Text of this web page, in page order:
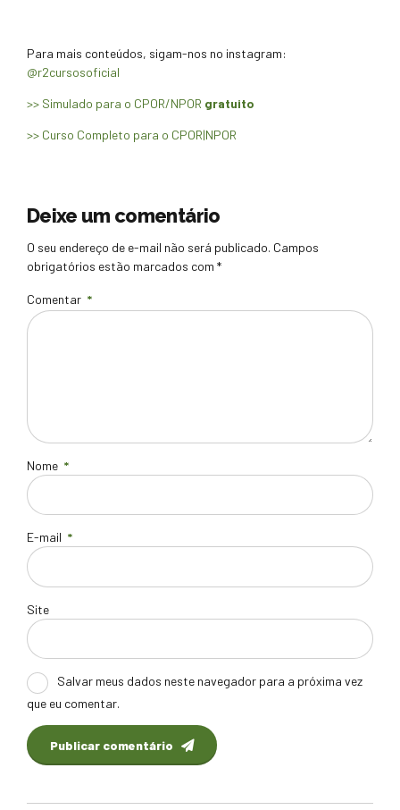
Para mais conteúdos, sigam-nos no instagram:
@r2cursosoficial
>> Simulado para o CPOR/NPOR gratuito
>> Curso Completo para o CPOR|NPOR
Deixe um comentário
O seu endereço de e-mail não será publicado. Campos
obrigatórios estão marcados com *
Comentar *
Nome *
E-mail *
Site
Salvar meus dados neste navegador para a próxima vez
que eu comentar.
Publicar comentário